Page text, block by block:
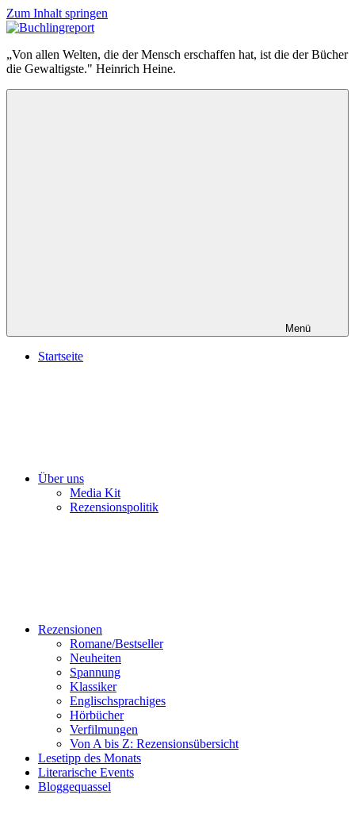
Zum Inhalt springen
Buchlingreport
„Von allen Welten, die der Mensch erschaffen hat, ist die der Bücher
die Gewaltigste." Heinrich Heine.
Menü
Startseite
Über uns
Media Kit
Rezensionspolitik
Rezensionen
Romane/Bestseller
Neuheiten
Spannung
Klassiker
Englischsprachiges
Hörbücher
Verfilmungen
Von A bis Z: Rezensionsübersicht
Lesetipp des Monats
Literarische Events
Bloggequassel